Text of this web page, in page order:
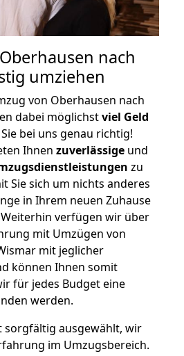
nach
umziehen
von Oberhausen nach
dabei möglichstviel Geld
bei uns genau richtig!
Ihnen zuverlässige und
zu
Sie sich um nichts anderes
in Ihrem neuen Zuhause
verfügen wir über
mit Umzügen von
mit jeglicher
können Ihnen somit
für jedes Budget eine
werden.
sorgfältig ausgewählt, wir
im Umzugsbereich.